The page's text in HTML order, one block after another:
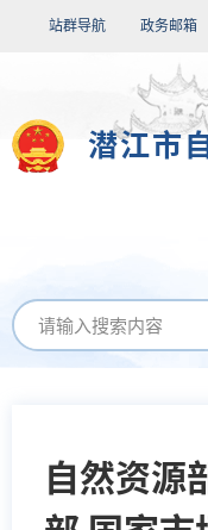
站群导航 政务邮箱
潜江市
自然资源